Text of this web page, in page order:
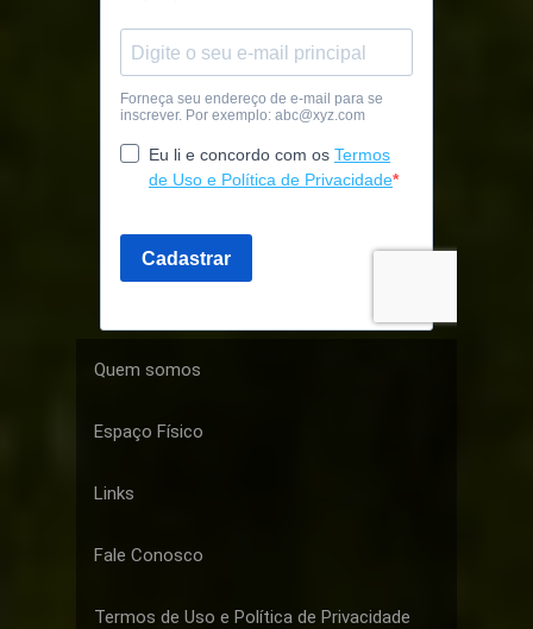
Quem somos
Espaço Físico
Links
Fale Conosco
Termos de Uso e Política de Privacidade